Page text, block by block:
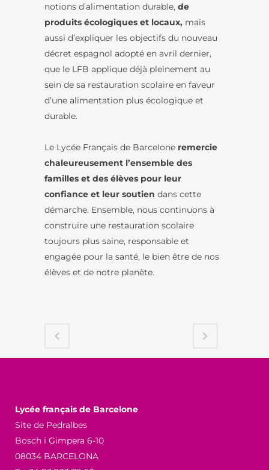
notions d’alimentation durable, de
produits écologiques et locaux, mais
aussi d’expliquer les objectifs du nouveau
décret espagnol adopté en avril dernier,
que le LFB applique déjà pleinement au
sein de sa restauration scolaire en faveur
d’une alimentation plus écologique et
durable.
Le Lycée Français de Barcelone remercie
chaleureusement l’ensemble des
familles et des élèves pour leur
confiance et leur soutien dans cette
démarche. Ensemble, nous continuons à
construire une restauration scolaire
toujours plus saine, responsable et
engagée pour la santé, le bien être de nos
élèves et de notre planète.
Lycée français de Barcelone
Site de Pedralbes
Bosch i Gimpera 6-10
08034 BARCELONA